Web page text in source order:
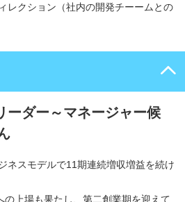
レクション（社内の開発チーームとの
ーダー～マネージャー候
ネスモデルで11期連続増収増益を続け
上場も果たし、第二創業期を迎えて